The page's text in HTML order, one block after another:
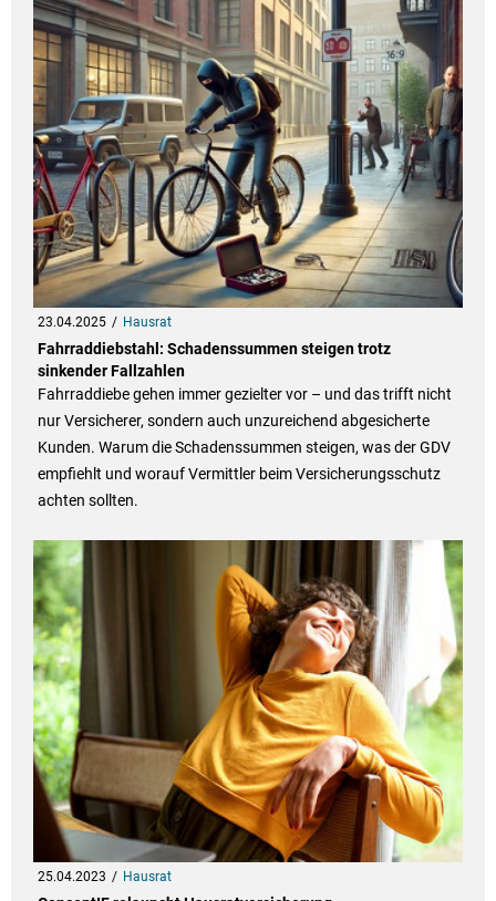
23.04.2025 Hausrat
Fahrraddiebstahl: Schadenssummen steigen trotz
sinkender Fallzahlen
Fahrraddiebe gehen immer gezielter vor – und das trifft nicht
nur Versicherer, sondern auch unzureichend abgesicherte
Kunden. Warum die Schadenssummen steigen, was der GDV
empfiehlt und worauf Vermittler beim Versicherungsschutz
achten sollten.
25.04.2023 Hausrat